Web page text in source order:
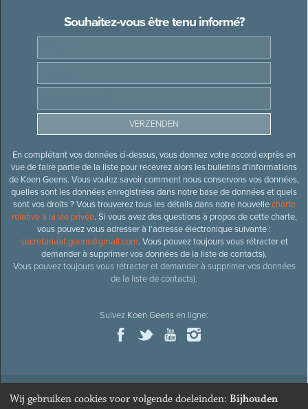
Souhaitez-vous être tenu informé?
En complétant vos données ci-dessus, vous donnez votre accord exprès en
vue de faire partie de la liste pour recevrez alors les bulletins d’informations
de Koen Geens. Vous voulez savoir comment nous conservons vos données,
quelles sont les données enregistrées dans notre base de données et quels
sont vos droits ? Vous trouverez tous les détails dans notre nouvellecharte
relative à la vie privée. Si vous avez des questions à propos de cette charte,
vous pouvez vous adresser à l’adresse électronique suivante :
secretariaat.geens@gmail.com. Vous pouvez toujours vous rétracter et
demander à supprimer vos données de la liste de contacts).
Vous pouvez toujours vous rétracter et demander à supprimer vos données
de la liste de contacts).
Suivez Koen Geensen ligne:
Wij gebruiken cookies voor volgende doeleinden: Bijhouden